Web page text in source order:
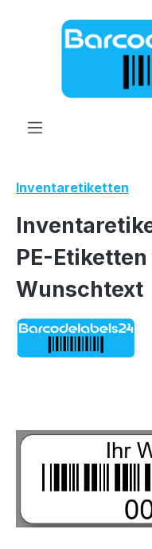
Zum Hauptinhalt
Inventaretiketten
PE-
Wunschtext